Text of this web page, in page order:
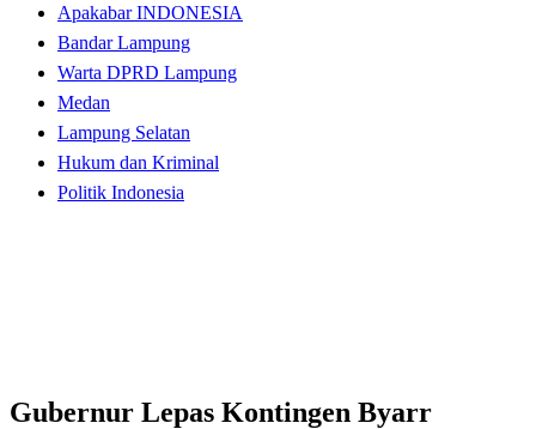
Apakabar INDONESIA
Bandar Lampung
Warta DPRD Lampung
Medan
Lampung Selatan
Hukum dan Kriminal
Politik Indonesia
Gubernur Lepas Kontingen Byarr